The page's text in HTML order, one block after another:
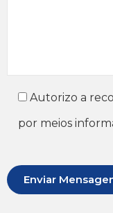
Autorizo a
por meios